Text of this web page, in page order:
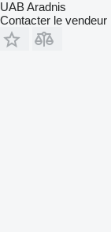
UAB Aradnis
Contacter le vendeur